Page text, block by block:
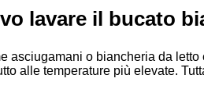
lavare il bucato
asciugamani o biancheria da letto
alle temperature più elevate.